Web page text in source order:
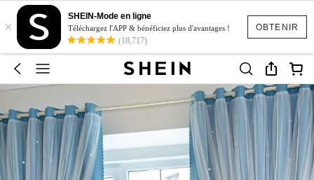
OBTENIR
×
SHEIN-Mode en ligne
Téléchargez l'APP & bénéficiez plus d'avantages !
(18,717)